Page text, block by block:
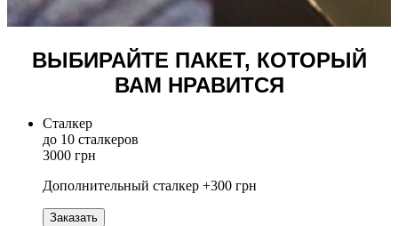
ВЫБИРАЙТЕ ПАКЕТ, КОТОРЫЙ
ВАМ НРАВИТСЯ
Сталкер
до 10 сталкеров
3000 грн
Дополнительный сталкер +300 грн
Заказать